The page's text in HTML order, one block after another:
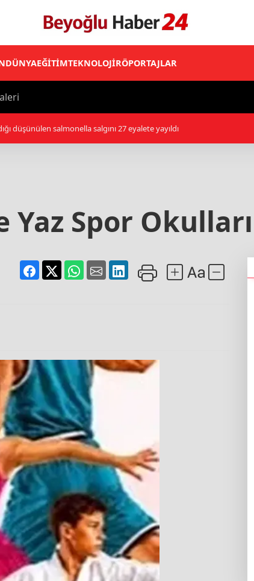
DÜNYAEĞİTİMTEKNOLOJİRÖPORTAJLAR
düşünülen salmonella salgını 27 eyalete yayıldı
Spor